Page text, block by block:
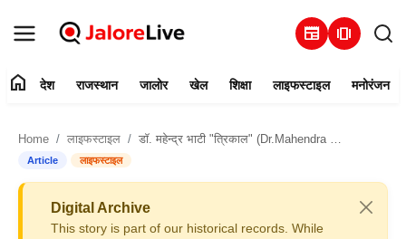
newspaper amp_stories
संपर्क करें
home देश राजस्थान जालोर खेल शिक्षा लाइफस्टाइल मनोरंजन
Home लाइफस्टाइल डॉ. महेन्द्र भाटी "त्रिकाल" (Dr.Mahendra Bhati "Trikal) को सर्वोच्च नागरिक सम्मान भारत विभूषण सम्मान से सम्मानित किया गया
Article लाइफस्टाइल
Digital Archive
This story is part of our historical records. While